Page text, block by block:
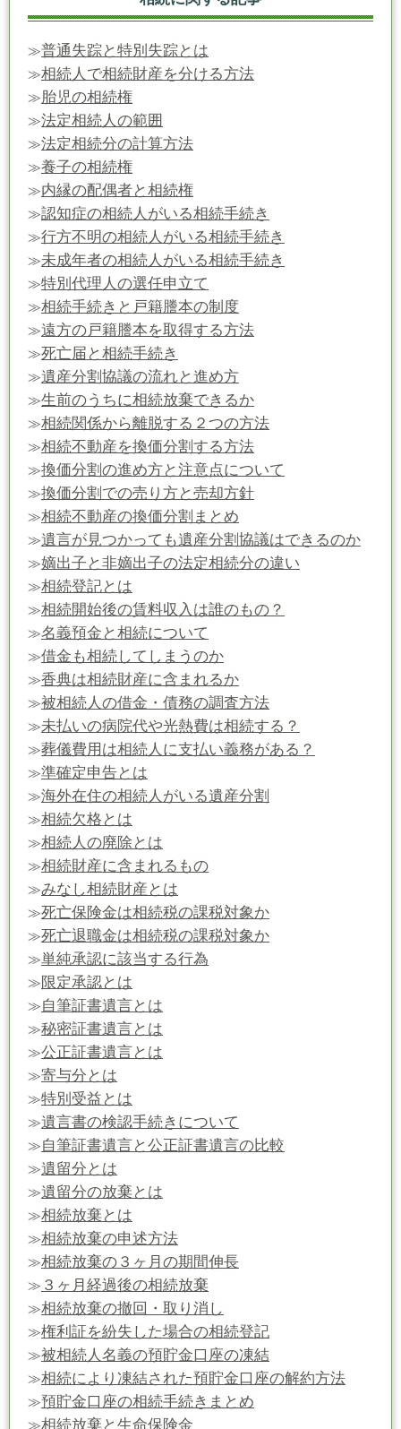
≫普通失踪と特別失踪とは
≫相続人で相続財産を分ける方法
≫胎児の相続権
≫法定相続人の範囲
≫法定相続分の計算方法
≫養子の相続権
≫内縁の配偶者と相続権
≫認知症の相続人がいる相続手続き
≫行方不明の相続人がいる相続手続き
≫未成年者の相続人がいる相続手続き
≫特別代理人の選任申立て
≫相続手続きと戸籍謄本の制度
≫遠方の戸籍謄本を取得する方法
≫死亡届と相続手続き
≫遺産分割協議の流れと進め方
≫生前のうちに相続放棄できるか
≫相続関係から離脱する２つの方法
≫相続不動産を換価分割する方法
≫換価分割の進め方と注意点について
≫換価分割での売り方と売却方針
≫相続不動産の換価分割まとめ
≫遺言が見つかっても遺産分割協議はできるのか
≫嫡出子と非嫡出子の法定相続分の違い
≫相続登記とは
≫相続開始後の賃料収入は誰のもの？
≫名義預金と相続について
≫借金も相続してしまうのか
≫香典は相続財産に含まれるか
≫被相続人の借金・債務の調査方法
≫未払いの病院代や光熱費は相続する？
≫葬儀費用は相続人に支払い義務がある？
≫準確定申告とは
≫海外在住の相続人がいる遺産分割
≫相続欠格とは
≫相続人の廃除とは
≫相続財産に含まれるもの
≫みなし相続財産とは
≫死亡保険金は相続税の課税対象か
≫死亡退職金は相続税の課税対象か
≫単純承認に該当する行為
≫限定承認とは
≫自筆証書遺言とは
≫秘密証書遺言とは
≫公正証書遺言とは
≫寄与分とは
≫特別受益とは
≫遺言書の検認手続きについて
≫自筆証書遺言と公正証書遺言の比較
≫遺留分とは
≫遺留分の放棄とは
≫相続放棄とは
≫相続放棄の申述方法
≫相続放棄の３ヶ月の期間伸長
≫ ３ヶ月経過後の相続放棄
≫相続放棄の撤回・取り消し
≫権利証を紛失した場合の相続登記
≫被相続人名義の預貯金口座の凍結
≫相続により凍結された預貯金口座の解約方法
≫預貯金口座の相続手続きまとめ
≫相続放棄と生命保険金